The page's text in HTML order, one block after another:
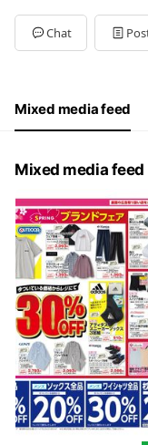
Chat
Mixed media feed
Mixed media feed